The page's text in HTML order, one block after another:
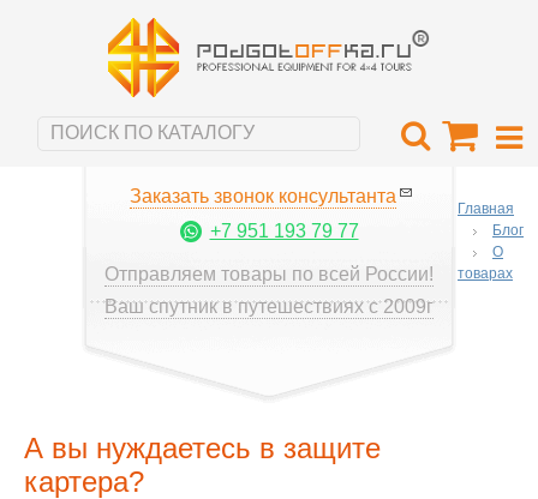
Заказать звонок консультанта
+7 951 193 79 77
Отправляем товары по всей России!
Ваш спутник в путешествиях с 2009г
Главная
Блог
О
товарах
А вы нуждаетесь в защите
картера?